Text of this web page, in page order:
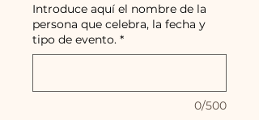
Introduce aquí el nombre de la
persona que celebra, la fecha y
tipo de evento. *
0/500